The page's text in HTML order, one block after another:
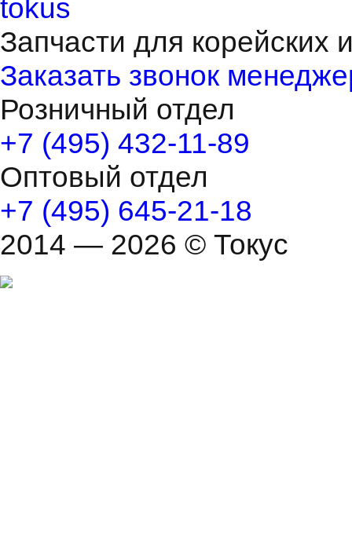
Запчасти для корейских
Заказать звонок
Розничный отдел
+7 (495) 432-11-89
Оптовый отдел
+7 (495) 645-21-18
2014 — 2026 © Токус